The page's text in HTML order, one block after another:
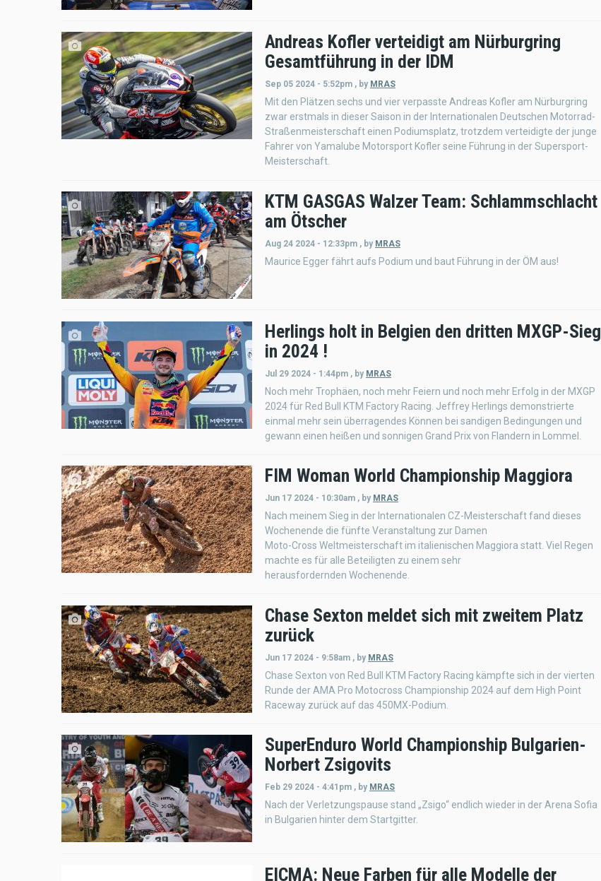
Andreas Kofler verteidigt am Nürburgring
Gesamtführung in der IDM
Sep 05 2024 - 5:52pm , by MRAS
Mit den Plätzen sechs und vier verpasste Andreas Kofler am Nürburgring
zwar erstmals in dieser Saison in der Internationalen Deutschen Motorrad-
Straßenmeisterschaft einen Podiumsplatz, trotzdem verteidigte der junge
Fahrer von Yamalube Motorsport Kofler seine Führung in der Supersport-
Meisterschaft.
KTM GASGAS Walzer Team: Schlammschlacht
am Ötscher
Aug 24 2024 - 12:33pm , by MRAS
Maurice Egger fährt aufs Podium und baut Führung in der ÖM aus!
Herlings holt in Belgien den dritten MXGP-Sieg
in 2024 !
Jul 29 2024 - 1:44pm , by MRAS
Noch mehr Trophäen, noch mehr Feiern und noch mehr Erfolg in der MXGP
2024 für Red Bull KTM Factory Racing. Jeffrey Herlings demonstrierte
einmal mehr sein überragendes Können bei sandigen Bedingungen und
gewann einen heißen und sonnigen Grand Prix von Flandern in Lommel.
FIM Woman World Championship Maggiora
Jun 17 2024 - 10:30am , by MRAS
Nach meinem Sieg in der Internationalen CZ-Meisterschaft fand dieses
Wochenende die fünfte Veranstaltung zur Damen
Moto-Cross Weltmeisterschaft im italienischen Maggiora statt. Viel Regen
machte es für alle Beteiligten zu einem sehr
herausfordernden Wochenende.
Chase Sexton meldet sich mit zweitem Platz
zurück
Jun 17 2024 - 9:58am , by MRAS
Chase Sexton von Red Bull KTM Factory Racing kämpfte sich in der vierten
Runde der AMA Pro Motocross Championship 2024 auf dem High Point
Raceway zurück auf das 450MX-Podium.
SuperEnduro World Championship Bulgarien-
Norbert Zsigovits
Feb 29 2024 - 4:41pm , by MRAS
Nach der Verletzungspause stand „Zsigo“ endlich wieder in der Arena Sofia
in Bulgarien hinter dem Startgitter.
EICMA: Neue Farben für alle Modelle der